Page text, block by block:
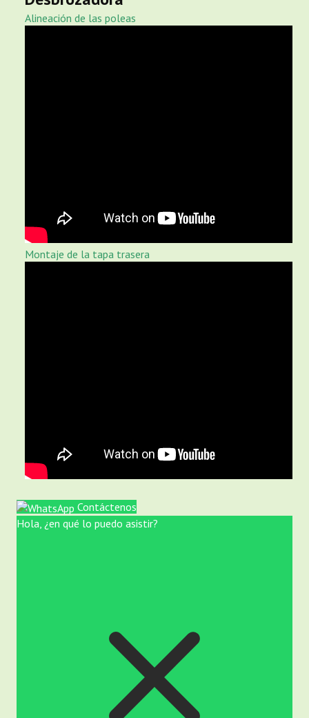
Alineación de las poleas
Montaje de la tapa trasera
Contáctenos
Hola, ¿en qué lo puedo asistir?